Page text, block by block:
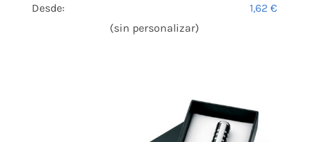
Desde: 1,62€
(sin personalizar)